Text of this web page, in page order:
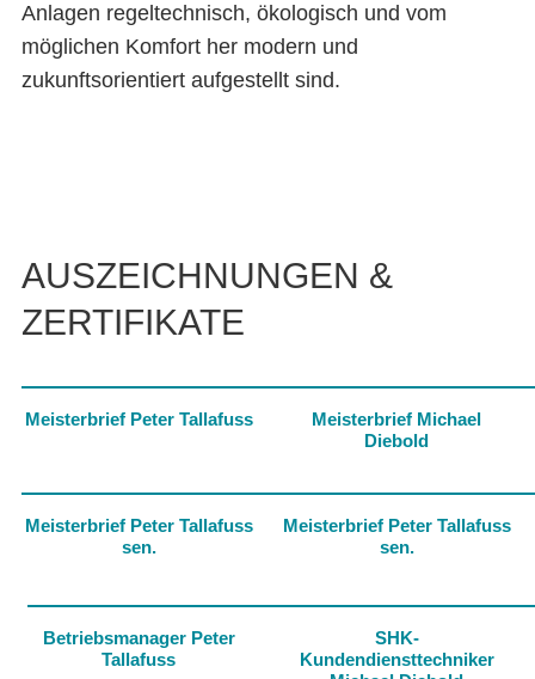
Anlagen regeltechnisch, ökologisch und vom
möglichen Komfort her modern und
zukunftsorientiert aufgestellt sind.
AUSZEICHNUNGEN &
ZERTIFIKATE
Meisterbrief Peter Tallafuss
Meisterbrief Michael
Diebold
Meisterbrief Peter Tallafuss
sen.
Meisterbrief Peter Tallafuss
sen.
Betriebsmanager Peter
Tallafuss
SHK-
Kundendiensttechniker